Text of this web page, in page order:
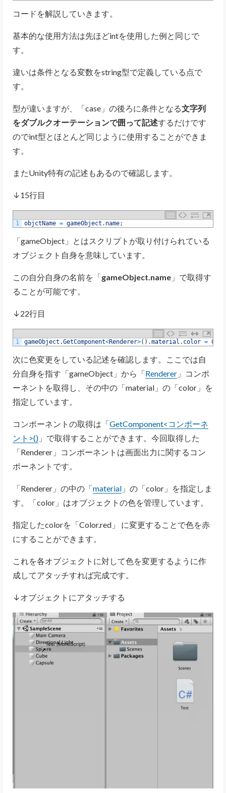
コードを解説していきます。
基本的な使用方法は先ほどintを使用した例と同じで
す。
違いは条件となる変数をstring型で定義している点で
す。
型が違いますが、「case」の後ろに条件となる文字列
をダブルクオーテーションで囲って記述するだけです
のでint型とほとんど同じように使用することができま
す。
またUnity特有の記述もあるので確認します。
↓15行目
1 objctName = gameObject . name;
「gameObject」とはスクリプトが取り付けられている
オブジェクト自身を意味しています。
この自分自身の名前を「gameObject.name 」で取得す
ることが可能です。
↓22行目
1 gameObject .GetComponent<Renderer>( ) .material . color =
次に色変更をしている記述を確認します。ここでは自
分自身を指す「gameObject」から「Renderer 」コンポ
ーネントを取得し、その中の「material」の「color」を
指定しています。
コンポーネントの取得は「GetComponent<コンポーネ
ント>() 」で取得することができます。今回取得した
「Renderer」コンポーネントは画面出力に関するコン
ポーネントです。
「Renderer」の中の「material 」の「color」を指定しま
す。「color」はオブジェクトの色を管理しています。
指定したcolorを「Color.red」 に変更することで色を赤
にすることができます。
これを各オブジェクトに対して色を変更するように作
成してアタッチすれば完成です。
↓オブジェクトにアタッチする